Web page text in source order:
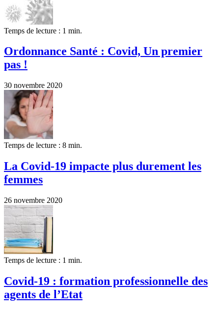
Temps de lecture : 1 min.
Ordonnance Santé : Covid, Un premier
pas !
30 novembre 2020
Temps de lecture : 8 min.
La Covid-19 impacte plus durement les
femmes
26 novembre 2020
Temps de lecture : 1 min.
Covid-19 : formation professionnelle des
agents de l’Etat